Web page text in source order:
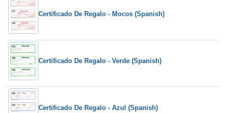
Certificado De Regalo - Mocos (Spanish)
Certificado De Regalo - Verde (Spanish)
Certificado De Regalo - Azul (Spanish)